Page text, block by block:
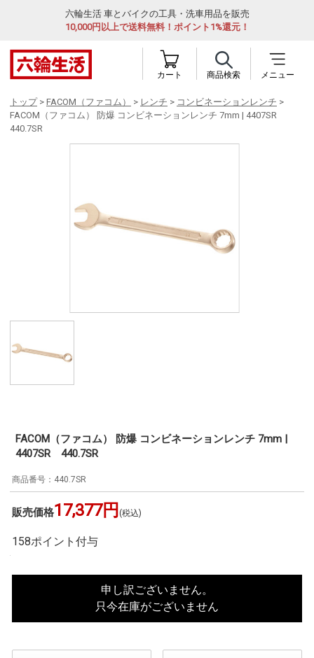
六輪生活 車とバイクの工具・洗車用品を販売
10,000円以上で送料無料！ポイント1%還元！
カート 商品検索 メニュー
トップ> FACOM（ファコム） > レンチ > コンビネーションレンチ >
FACOM（ファコム） 防爆 コンビネーションレンチ 7mm | 4407SR
440.7SR
FACOM（ファコム） 防爆 コンビネーションレンチ 7mm |
4407SR 440.7SR
440.7SR
販売価格17,377円 (税込)
158ポイント付与
申し訳ございません。
只今在庫がございません